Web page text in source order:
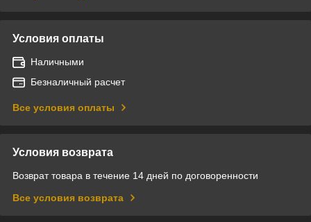
Условия оплаты
Наличными
Безналичный расчет
Все условия оплаты
Условия возврата
Возврат товара в течение 14 дней по договоренности
Все условия возврата